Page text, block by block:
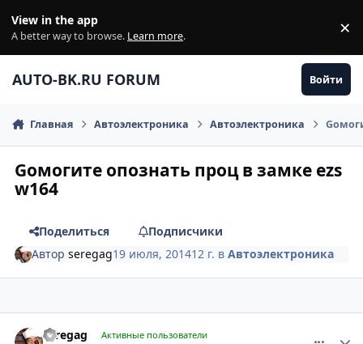
View in the app
A better way to browse. Learn more. ×
AUTO-BK.RU FORUM Войти
Главная Автоэлектроника Автоэлектроника
Gомогите опознать проц в замке ezs
w164
Поделиться
Подписчики
Авторseregag19 июля, 201412 г. вАвтоэлектроника
seregag Активные пользователи